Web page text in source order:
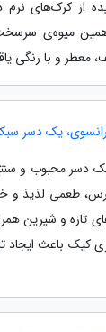
کرک‌های نرم
میوه‌ی
معطر و با رنگی
یک دسر
دسر محبوب و
طعمی لذیذ و
و شیرین
کیک باعث ایجاد